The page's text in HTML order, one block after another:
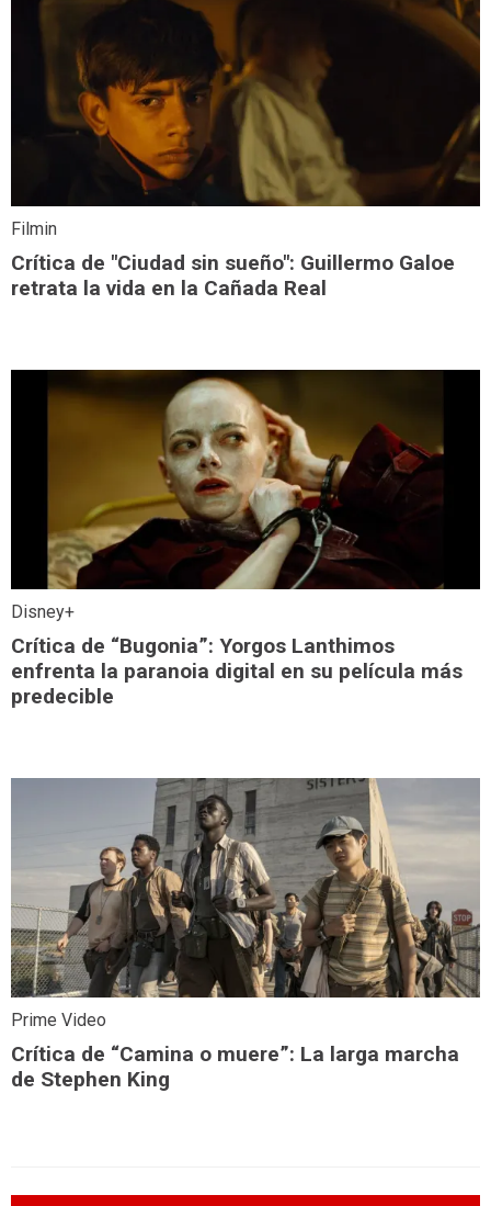
Filmin
Crítica de "Ciudad sin sueño": Guillermo Galoe
retrata la vida en la Cañada Real
Disney+
Crítica de “Bugonia”: Yorgos Lanthimos
enfrenta la paranoia digital en su película más
predecible
Prime Video
Crítica de “Camina o muere”: La larga marcha
de Stephen King